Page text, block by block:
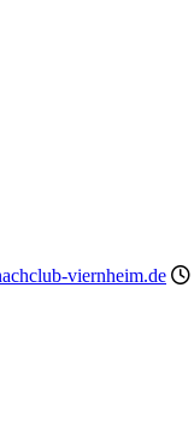
viernheim.de